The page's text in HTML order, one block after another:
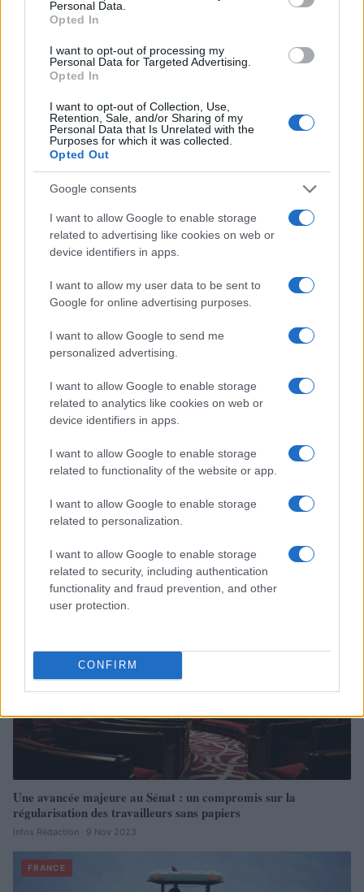
Personal Data.
Opted In
I want to opt-out of processing my
Personal Data for Targeted Advertising.
Opted In
I want to opt-out of Collection, Use,
Retention, Sale, and/or Sharing of my
Personal Data that Is Unrelated with the
Purposes for which it was collected.
Opted Out
Google consents
I want to allow Google to enable storage
related to advertising like cookies on web or
device identifiers in apps.
I want to allow my user data to be sent to
Google for online advertising purposes.
I want to allow Google to send me
personalized advertising.
I want to allow Google to enable storage
related to analytics like cookies on web or
device identifiers in apps.
I want to allow Google to enable storage
related to functionality of the website or app.
I want to allow Google to enable storage
related to personalization.
I want to allow Google to enable storage
related to security, including authentication
functionality and fraud prevention, and other
user protection.
CONFIRM
AUTEUR
À lire aussi
FRANCE
Une avancée majeure au Sénat : un compromis sur la
régularisation des travailleurs sans papiers
Infos Rédaction · 9 Nov 2023
FRANCE